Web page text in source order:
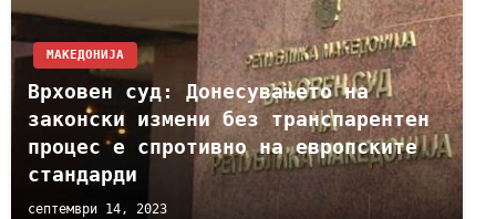
МАКЕДОНИЈА
Врховен суд: Донесувањето на
законски измени без транспарентен
процес е спротивно на европските
стандарди
септември 14, 2023